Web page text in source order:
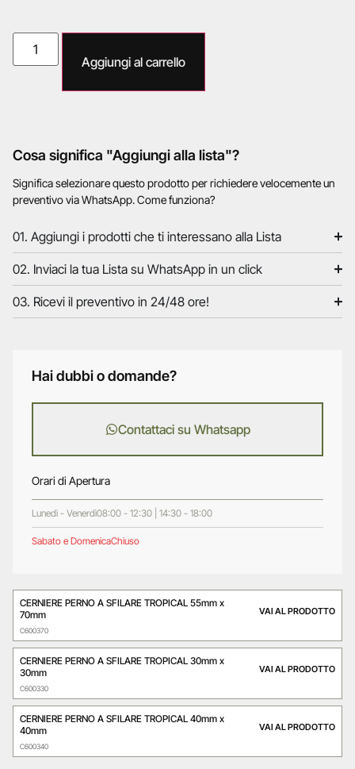
Aggiungi al carrello
Cosa significa "Aggiungi alla lista"?
Significa selezionare questo prodotto per richiedere velocemente un
preventivo via WhatsApp. Come funziona?
01. Aggiungi i prodotti che ti interessano alla Lista
02. Inviaci la tua Lista su WhatsApp in un click
03. Ricevi il preventivo in 24/48 ore!
Hai dubbi o domande?
Contattaci su Whatsapp
Orari di Apertura
Lunedì - Venerdì08:00 - 12:30 | 14:30 - 18:00
Sabato e DomenicaChiuso
CERNIERE PERNO A SFILARE TROPICAL 55mm x
70mm
C600370
VAI AL PRODOTTO
CERNIERE PERNO A SFILARE TROPICAL 30mm x
30mm
C600330
VAI AL PRODOTTO
CERNIERE PERNO A SFILARE TROPICAL 40mm x
40mm
C600340
VAI AL PRODOTTO